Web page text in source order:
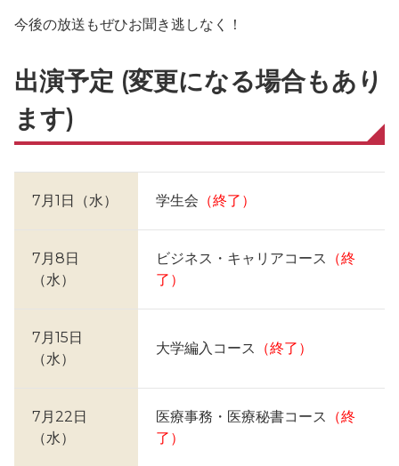
今後の放送もぜひお聞き逃しなく！
出演予定 (変更になる場合もあり
ます)
7月1日（水） 学生会 （終了）
7月8日
（水）
ビジネス・キャリアコース
（終
了）
7月15日
（水）
大学編入コース （終了）
7月22日
（水）
医療事務・医療秘書コース
（終
了）